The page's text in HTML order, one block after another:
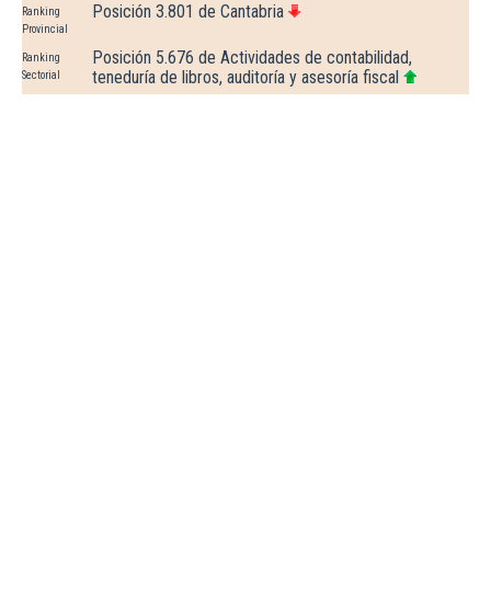
Ranking
Provincial
Posición 3.801 de Cantabria
Ranking
Sectorial
Posición 5.676 de Actividades de contabilidad,
teneduría de libros, auditoría y asesoría fiscal